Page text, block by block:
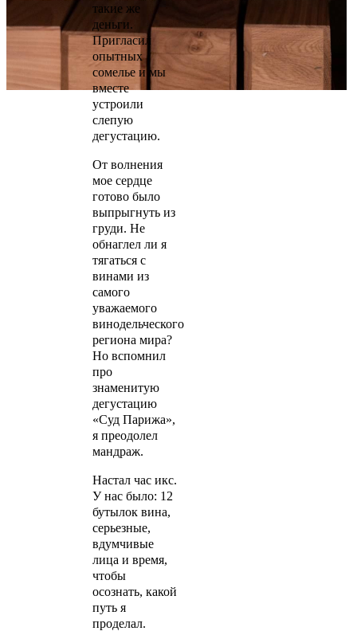
такие же
деньги.
Пригласил
опытных
сомелье и мы
вместе
устроили
слепую
дегустацию.
От волнения
мое сердце
готово было
выпрыгнуть из
груди. Не
обнаглел ли я
тягаться с
винами из
самого
уважаемого
винодельческого
региона мира?
Но вспомнил
про
знаменитую
дегустацию
«Суд Парижа»,
я преодолел
мандраж.
Настал час икс.
У нас было: 12
бутылок вина,
серьезные,
вдумчивые
лица и время,
чтобы
осознать, какой
путь я
проделал.